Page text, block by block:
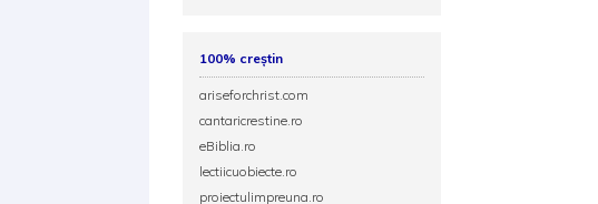
100% creștin
ariseforchrist.com
cantaricrestine.ro
eBiblia.ro
lectiicuobiecte.ro
proiectulimpreuna.ro